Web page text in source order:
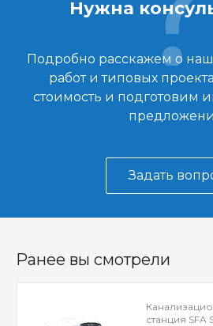
Нужна
Подробно расскажем о
работ и типовых
стоимость и подготовим
Задать
Ранее вы смотрели
станция SFA